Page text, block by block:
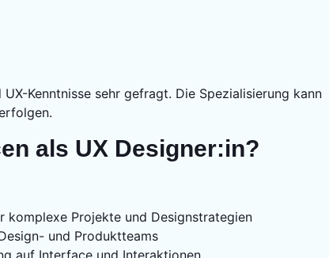
Kenntnisse sehr gefragt. Die Spezialisierung kann
als UX Designer:in?
komplexe Projekte und Designstrategien
und Produktteams
auf Interface und Interaktionen